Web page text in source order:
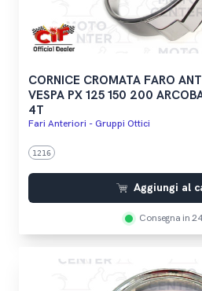
CORNICE CROMATA FARO
VESPA PX 125 150 200
4T
Fari Anteriori - Gruppi Ottici
1216
Aggiungi al
Consegna in